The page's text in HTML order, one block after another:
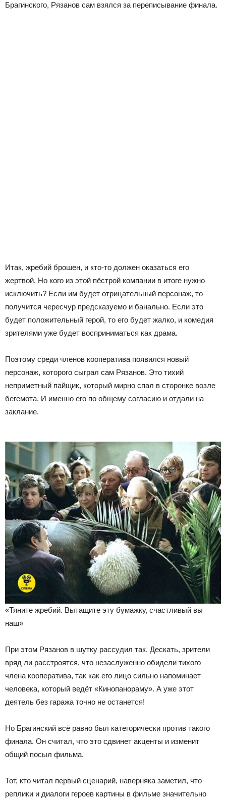
Брагинского, Рязанов сам взялся за переписывание финала.
Итак, жребий брошен, и кто-то должен оказаться его
жертвой. Но кого из этой пёстрой компании в итоге нужно
исключить? Если им будет отрицательный персонаж, то
получится чересчур предсказуемо и банально. Если это
будет положительный герой, то его будет жалко, и комедия
зрителями уже будет восприниматься как драма.
Поэтому среди членов кооператива появился новый
персонаж, которого сыграл сам Рязанов. Это тихий
неприметный пайщик, который мирно спал в сторонке возле
бегемота. И именно его по общему согласию и отдали на
заклание.
«Тяните жребий. Вытащите эту бумажку, счастливый вы
наш»
При этом Рязанов в шутку рассудил так. Дескать, зрители
вряд ли расстроятся, что незаслуженно обидели тихого
члена кооператива, так как его лицо сильно напоминает
человека, который ведёт «Кинопанораму». А уже этот
деятель без гаража точно не останется!
Но Брагинский всё равно был категорически против такого
финала. Он считал, что это сдвинет акценты и изменит
общий посыл фильма.
Тот, кто читал первый сценарий, наверняка заметил, что
реплики и диалоги героев картины в фильме значительно